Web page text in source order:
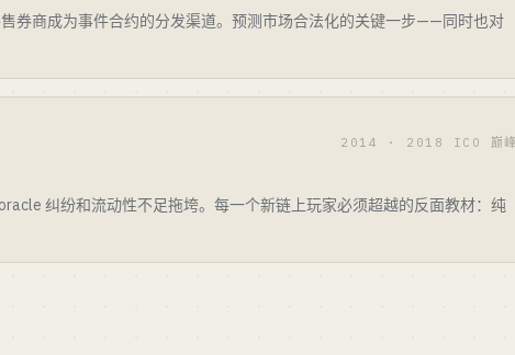
券商成为事件合约的分发渠道。预测市场合法化的关键一步——同时也对
2014 · 2018 ICO 巅峰
纠纷和流动性不足拖垮。每一个新链上玩家必须超越的反面教材：纯